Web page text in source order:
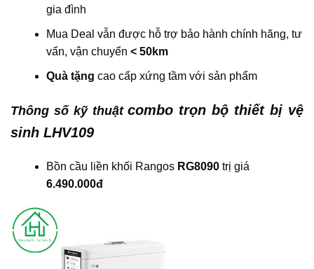
gia đình
Mua Deal vẫn được hỗ trợ bảo hành chính hãng, tư
vấn, vận chuyển < 50km
Quà tặng cao cấp xứng tầm với sản phẩm
Thông số kỹ thuật combo trọn bộ thiết bị vệ
sinh LHV109
Bồn cầu liền khối Rangos RG8090trị giá
6.490.000đ